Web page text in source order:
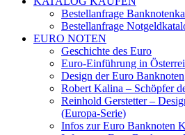
Bestellanfrage
Bestellanfrage
EURO NOTEN
Geschichte des Euro
Euro-Einführung in
Design der Euro Banknoten
Robert Kalina – Schöpfer
Reinhold Gerstetter –
(Europa-Serie)
Infos zur Euro Banknoten